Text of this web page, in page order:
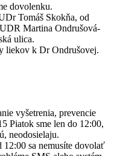
dovolenku.
Tomáš Skokňa, od
Martina Ondrušová-
ulica.
liekov k Dr Ondrušovej.
vyšetrenia, prevencie
Piatok sme len do 12:00,
neodosielaju.
sa nemusíte dovolať